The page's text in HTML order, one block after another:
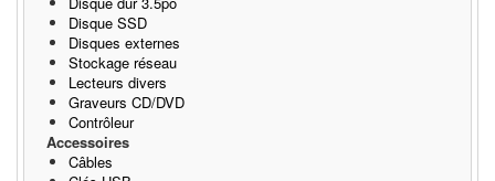
Disque SSD
Disques externes
Stockage réseau
Lecteurs divers
Graveurs CD/DVD
Contrôleur
Accessoires
Câbles